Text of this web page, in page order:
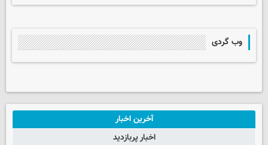
وب گردی
آخرین اخبار
اخبار پربازدید